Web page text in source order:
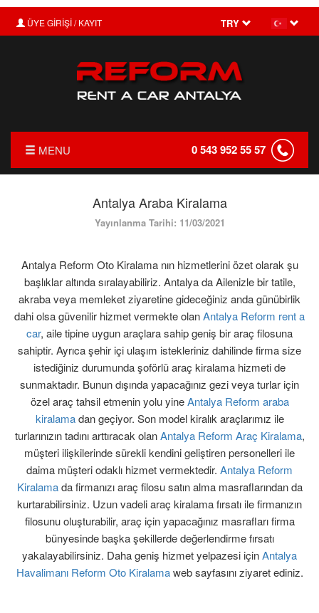
ÜYE GİRİŞİ / KAYIT TRY
MENU 0 543 952 55 57
HAKKIMIZDA
TRANSFER
KIRALAMA KOŞULLARI
FILO KIRALAMA
S.S.S.
İLETİŞİM
Antalya Araba Kiralama
Yayınlanma Tarihi: 11/03/2021
Antalya Reform Oto Kiralama nın hizmetlerini özet olarak şu
başlıklar altında sıralayabiliriz. Antalya da Ailenizle bir tatile,
akraba veya memleket ziyaretine gideceğiniz anda günübirlik
dahi olsa güvenilir hizmet vermekte olanAntalya Reform rent a
car, aile tipine uygun araçlara sahip geniş bir araç filosuna
sahiptir. Ayrıca şehir içi ulaşım istekleriniz dahilinde firma size
istediğiniz durumunda şoförlü araç kiralama hizmeti de
sunmaktadır. Bunun dışında yapacağınız gezi veya turlar için
özel araç tahsil etmenin yolu yineAntalya Reform araba
kiralamadan geçiyor. Son model kiralık araçlarımız ile
turlarınızın tadını arttıracak olanAntalya Reform Araç Kiralama,
müşteri ilişkilerinde sürekli kendini geliştiren personelleri ile
daima müşteri odaklı hizmet vermektedir. Antalya Reform
Kiralamada firmanızı araç filosu satın alma masraflarından da
kurtarabilirsiniz. Uzun vadeli araç kiralama fırsatı ile firmanızın
filosunu oluşturabilir, araç için yapacağınız masrafları firma
bünyesinde başka şekillerde değerlendirme fırsatı
yakalayabilirsiniz. Daha geniş hizmet yelpazesi içinAntalya
Havalimanı Reform Oto Kiralamaweb sayfasını ziyaret ediniz.